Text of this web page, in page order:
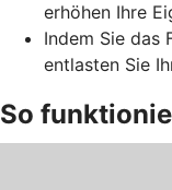
erhöhen Ihre
Indem Sie das
entlasten Sie
So